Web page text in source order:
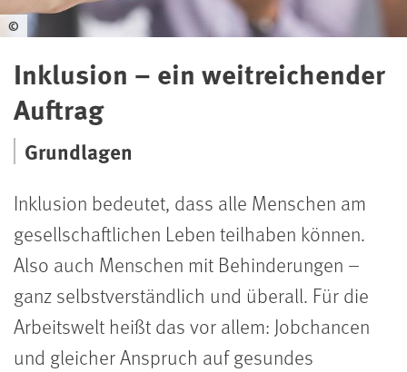
©
Inklusion – ein weitreichender
Auftrag
Grundlagen
Inklusion bedeutet, dass alle Menschen am
gesellschaftlichen Leben teilhaben können.
Also auch Menschen mit Behinderungen –
ganz selbstverständlich und überall. Für die
Arbeitswelt heißt das vor allem: Jobchancen
und gleicher Anspruch auf gesundes